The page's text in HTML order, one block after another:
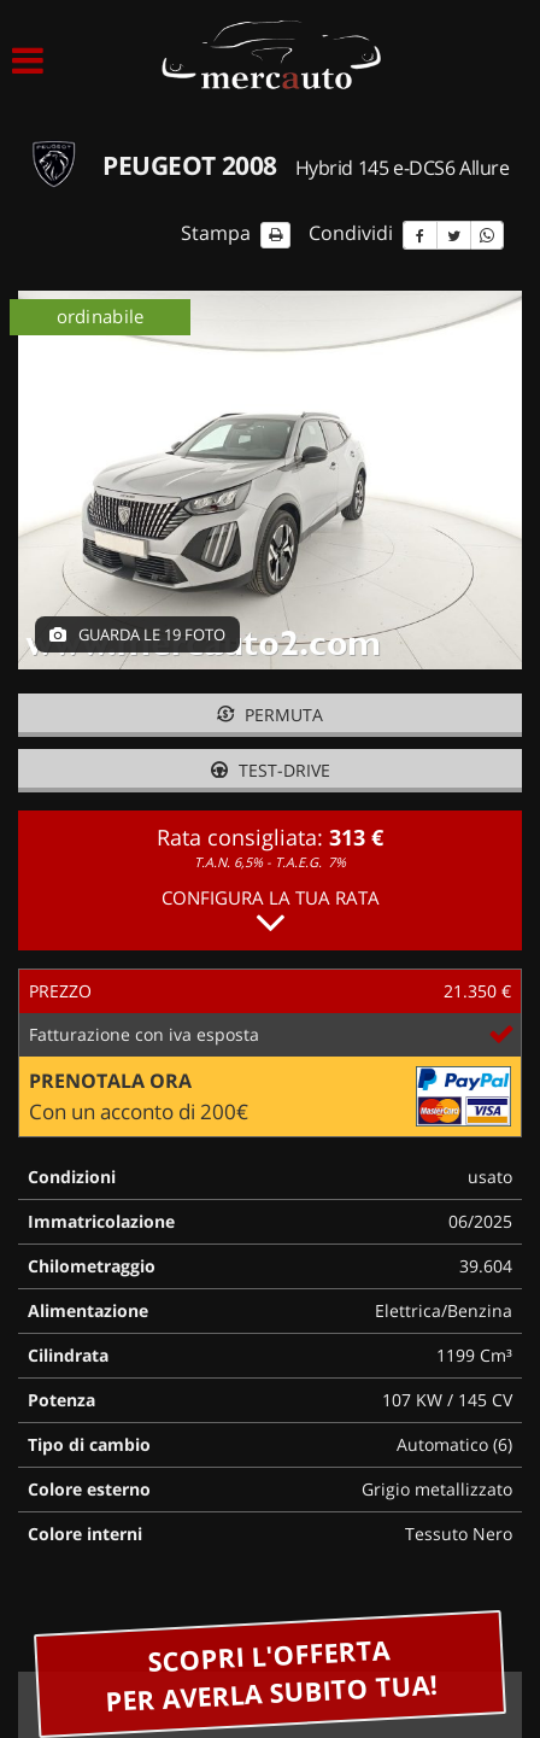
ACQUISTIAMO USATO
NOLEGGIO AUTO
NOLEGGIO BREVE TERMINE
CONTATTI
PEUGEOT 2008 Hybrid 145 e-DCS6 Allure
Stampa Condividi
ordinabile
GUARDA LE 19 FOTO
PERMUTA
TEST-DRIVE
Rata consigliata: 313 €
T.A.N. 6,5% - T.A.E.G. 7%
CONFIGURA LA TUA RATA
PREZZO
21.350 €
Fatturazione con iva esposta
PRENOTALA ORA
Con un acconto di 200€
Condizioni
usato
Immatricolazione
06/2025
Chilometraggio
39.604
Alimentazione
Elettrica/Benzina
Cilindrata
1199 Cm³
Potenza
107 KW / 145 CV
Tipo di cambio
Automatico (6)
Colore esterno
Grigio metallizzato
Colore interni
Tessuto Nero
SCOPRI L'OFFERTA
PER AVERLA SUBITO TUA!